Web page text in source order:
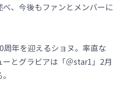
、今後もファンとメンバーに
年を迎えるショヌ。率直な
とグラビアは「＠star1」2月